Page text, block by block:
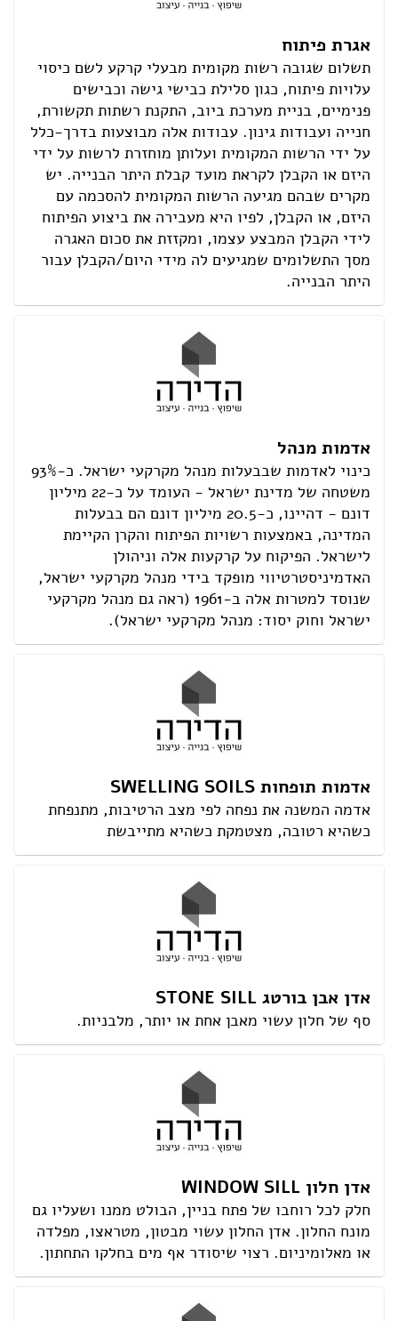
אגרת פיתוח
תשלום שגובה רשות מקומית מבעלי קרקע לשם כיסוי
עלויות פיתוח, כגון סלילת כבישי גישה וכבישים
פנימיים, בניית מערכת ביוב, התקנת רשתות תקשורת,
חנייה ועבודות גינון. עבודות אלה מבוצעות בדרך-כלל
על ידי הרשות המקומית ועלותן מוחזרת לרשות על ידי
היזם או הקבלן לקראת מועד קבלת היתר הבנייה. יש
מקרים שבהם מגיעה הרשות המקומית להסכמה עם
היזם, או הקבלן, לפיו היא מעבירה את ביצוע הפיתוח
לידי הקבלן המבצע עצמו, ומקזזת את סכום האגרה
מסך התשלומים שמגיעים לה מידי היום/הקבלן עבור
היתר הבנייה.
אדמות מנהל
כינוי לאדמות שבבעלות מנהל מקרקעי ישראל. כ-93%
משטחה של מדינת ישראל - העומד על כ-22 מיליון
דונם - דהיינו, כ-20.5 מיליון דונם הם בבעלות
המדינה, באמצעות רשויות הפיתוח והקרן הקיימת
לישראל. הפיקוח על קרקעות אלה וניהולן
האדמיניסטרטיווי מופקד בידי מנהל מקרקעי ישראל,
שנוסד למטרות אלה ב-1961 (ראה גם מנהל מקרקעי
ישראל וחוק יסוד: מנהל מקרקעי ישראל).
אדמות תופחות SWELLING SOILS
אדמה המשנה את נפחה לפי מצב הרטיבות, מתנפחת
כשהיא רטובה, מצטמקת כשהיא מתייבשת
אדן אבן בורטג STONE SILL
סף של חלון עשוי מאבן אחת או יותר, מלבניות.
אדן חלון WINDOW SILL
חלק לכל רוחבו של פתח בניין, הבולט ממנו ושעליו גם
מונח החלון. אדן החלון עשוי מבטון, מטראצו, מפלדה
או מאלומיניום. רצוי שיסודר אף מים בחלקו התחתון.